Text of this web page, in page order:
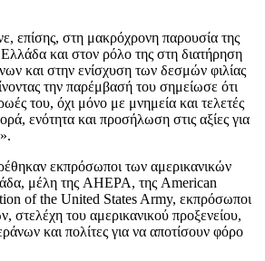
επίσης, στη μακρόχρονη παρουσία της
και στον ρόλο της στη διατήρηση
και στην ενίσχυση των δεσμών φιλίας
την παρέμβασή του σημείωσε ότι
του, όχι μόνο με μνημεία και τελετές
ενότητα και προσήλωση στις αξίες για
εκπρόσωποι των αμερικανικών
μέλη της AHEPA, της American
of the United States Army, εκπρόσωποι
του αμερικανικού προξενείου,
και πολίτες για να αποτίσουν φόρο